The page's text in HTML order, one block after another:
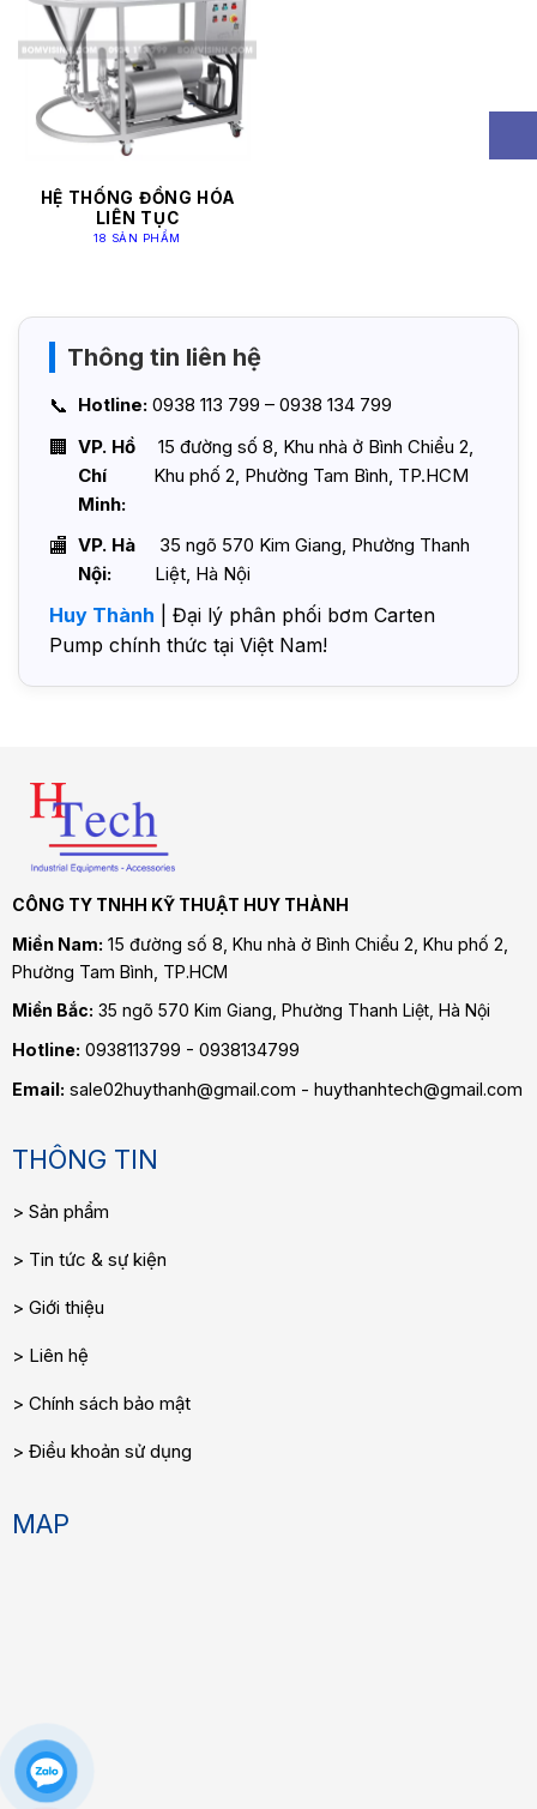
HỆ THỐNG ĐỒNG HÓA
LIÊN TỤC
18 SẢN PHẨM
Thông tin liên hệ
Hotline: 0938 113 799 – 0938 134 799
VP. Hồ
Chí
Minh:
15 đường số 8, Khu nhà ở Bình Chiểu 2,
Khu phố 2, Phường Tam Bình, TP.HCM
VP. Hà
Nội:
35 ngõ 570 Kim Giang, Phường Thanh
Liệt, Hà Nội
Huy Thành | Đại lý phân phối bơm Carten
Pump chính thức tại Việt Nam!
CÔNG TY TNHH KỸ THUẬT HUY THÀNH
Miền Nam: 15 đường số 8, Khu nhà ở Bình Chiểu 2, Khu phố 2,
Phường Tam Bình , TP.HCM
Miền Bắc: 35 ngõ 570 Kim Giang, Phường Thanh Liệt, Hà Nội
Hotline: 0938113799 - 0938134799
Email: sale02huythanh@gmail.com - huythanhtech@gmail.com
THÔNG TIN
Sản phẩm
Tin tức & sự kiện
Giới thiệu
Liên hệ
Chính sách bảo mật
Điều khoản sử dụng
MAP